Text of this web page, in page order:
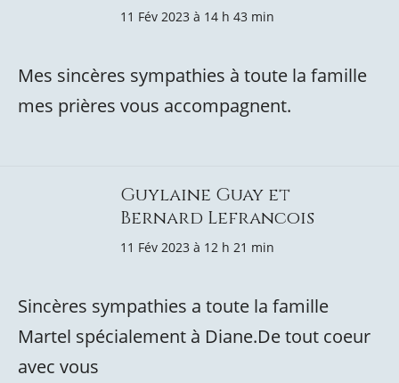
11 Fév 2023 à 14 h 43 min
Mes sincères sympathies à toute la famille
mes prières vous accompagnent.
Guylaine Guay et
Bernard Lefrancois
11 Fév 2023 à 12 h 21 min
Sincères sympathies a toute la famille
Martel spécialement à Diane.De tout coeur
avec vous